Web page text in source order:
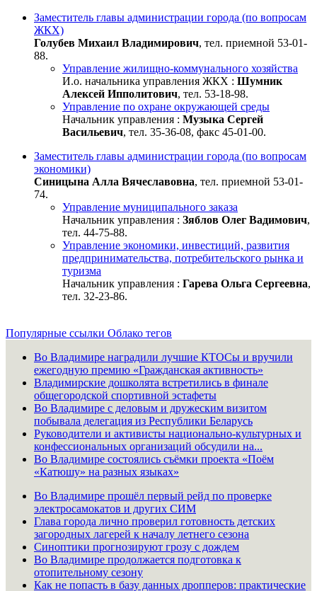
Заместитель главы администрации города (по вопросам
ЖКХ)
Голубев Михаил Владимирович, тел. приемной 53-01-
88.
Управление жилищно-коммунального хозяйства
И.о. начальника управления ЖКХ : Шумник
Алексей Ипполитович, тел. 53-18-98.
Управление по охране окружающей среды
Начальник управления : Музыка Сергей
Васильевич, тел. 35-36-08, факс 45-01-00.
Заместитель главы администрации города (по вопросам
экономики)
Синицына Алла Вячеславовна, тел. приемной 53-01-
74.
Управление муниципального заказа
Начальник управления : Зяблов Олег Вадимович,
тел. 44-75-88.
Управление экономики, инвестиций, развития
предпринимательства, потребительского рынка и
туризма
Начальник управления : Гарева Ольга Сергеевна,
тел. 32-23-86.
Популярные ссылки Облако тегов
Во Владимире наградили лучшие КТОСы и вручили
ежегодную премию «Гражданская активность»
Владимирские дошколята встретились в финале
общегородской спортивной эстафеты
Во Владимире с деловым и дружеским визитом
побывала делегация из Республики Беларусь
Руководители и активисты национально-культурных и
конфессиональных организаций обсудили на...
Во Владимире состоялись съёмки проекта «Поём
«Катюшу» на разных языках»
Во Владимире прошёл первый рейд по проверке
электросамокатов и других СИМ
Глава города лично проверил готовность детских
загородных лагерей к началу летнего сезона
Синоптики прогнозируют грозу с дождем
Во Владимире продолжается подготовка к
отопительному сезону
Как не попасть в базу данных дропперов: практические